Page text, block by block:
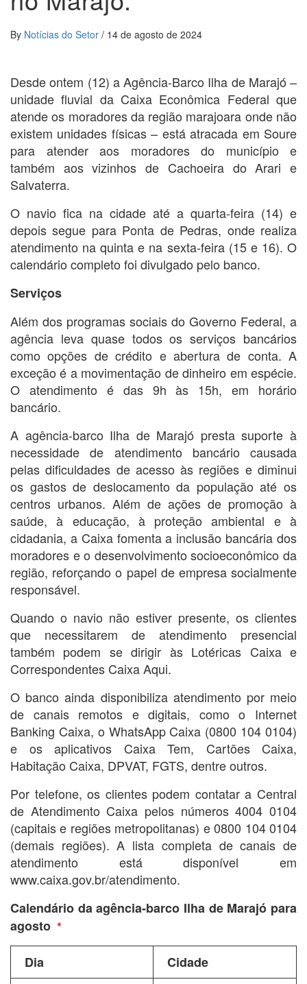
By Notícias do Setor / 14 de agosto de 2024
Desde ontem (12) a Agência-Barco Ilha de Marajó –
unidade fluvial da Caixa Econômica Federal que
atende os moradores da região marajoara onde não
existem unidades físicas – está atracada em Soure
para atender aos moradores do município e
também aos vizinhos de Cachoeira do Arari e
Salvaterra.
O navio fica na cidade até a quarta-feira (14) e
depois segue para Ponta de Pedras, onde realiza
atendimento na quinta e na sexta-feira (15 e 16). O
calendário completo foi divulgado pelo banco.
Serviços
Além dos programas sociais do Governo Federal, a
agência leva quase todos os serviços bancários
como opções de crédito e abertura de conta. A
exceção é a movimentação de dinheiro em espécie.
O atendimento é das 9h às 15h, em horário
bancário.
A agência-barco Ilha de Marajó presta suporte à
necessidade de atendimento bancário causada
pelas dificuldades de acesso às regiões e diminui
os gastos de deslocamento da população até os
centros urbanos. Além de ações de promoção à
saúde, à educação, à proteção ambiental e à
cidadania, a Caixa fomenta a inclusão bancária dos
moradores e o desenvolvimento socioeconômico da
região, reforçando o papel de empresa socialmente
responsável.
Quando o navio não estiver presente, os clientes
que necessitarem de atendimento presencial
também podem se dirigir às Lotéricas Caixa e
Correspondentes Caixa Aqui.
O banco ainda disponibiliza atendimento por meio
de canais remotos e digitais, como o Internet
Banking Caixa, o WhatsApp Caixa (0800 104 0104)
e os aplicativos Caixa Tem, Cartões Caixa,
Habitação Caixa, DPVAT, FGTS, dentre outros.
Por telefone, os clientes podem contatar a Central
de Atendimento Caixa pelos números 4004 0104
(capitais e regiões metropolitanas) e 0800 104 0104
(demais regiões). A lista completa de canais de
atendimento está disponível em
www.caixa.gov.br/atendimento.
Calendário da agência-barco Ilha de Marajó para
agosto *
Dia Cidade